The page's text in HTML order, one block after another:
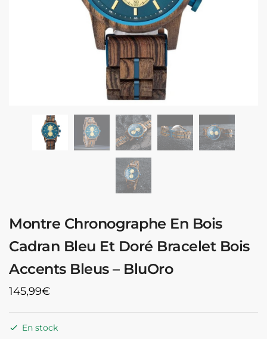
Montre Chronographe En Bois
Cadran Bleu Et Doré Bracelet Bois
Accents Bleus – BluOro
145,99€
En stock